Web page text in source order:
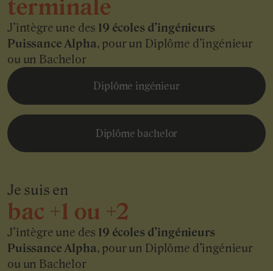
terminale
J’intègre une des 19 écoles d’ingénieurs
Puissance Alpha, pour un Diplôme d’ingénieur
ou un Bachelor
Diplôme ingénieur
Diplôme bachelor
Je suis en
bac +1 ou +2
J’intègre une des 19 écoles d’ingénieurs
Puissance Alpha, pour un Diplôme d’ingénieur
ou un Bachelor